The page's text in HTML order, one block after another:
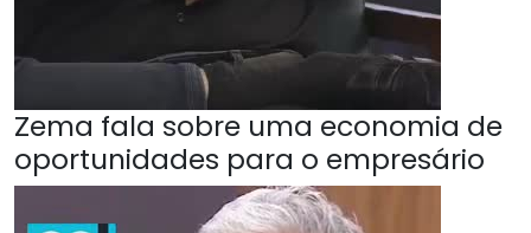
Zema fala sobre uma economia de
oportunidades para o empresário